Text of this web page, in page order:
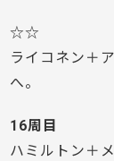
☆☆
ライコネン＋
へ。
16周目
ハミルトン＋